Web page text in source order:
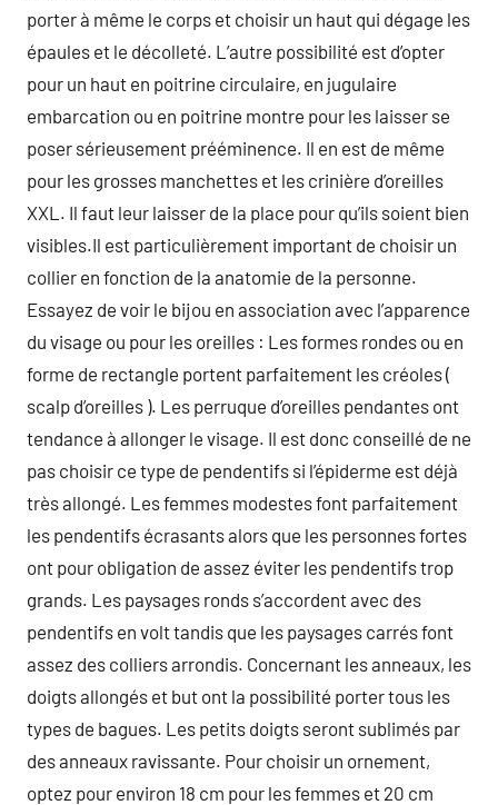
porter à même le corps et choisir un haut qui dégage les
épaules et le décolleté. L’autre possibilité est d’opter
pour un haut en poitrine circulaire, en jugulaire
embarcation ou en poitrine montre pour les laisser se
poser sérieusement prééminence. Il en est de même
pour les grosses manchettes et les crinière d’oreilles
XXL. Il faut leur laisser de la place pour qu’ils soient bien
visibles.Il est particulièrement important de choisir un
collier en fonction de la anatomie de la personne.
Essayez de voir le bijou en association avec l’apparence
du visage ou pour les oreilles : Les formes rondes ou en
forme de rectangle portent parfaitement les créoles (
scalp d’oreilles ). Les perruque d’oreilles pendantes ont
tendance à allonger le visage. Il est donc conseillé de ne
pas choisir ce type de pendentifs si l’épiderme est déjà
très allongé. Les femmes modestes font parfaitement
les pendentifs écrasants alors que les personnes fortes
ont pour obligation de assez éviter les pendentifs trop
grands. Les paysages ronds s’accordent avec des
pendentifs en volt tandis que les paysages carrés font
assez des colliers arrondis. Concernant les anneaux, les
doigts allongés et but ont la possibilité porter tous les
types de bagues. Les petits doigts seront sublimés par
des anneaux ravissante. Pour choisir un ornement,
optez pour environ 18 cm pour les femmes et 20 cm